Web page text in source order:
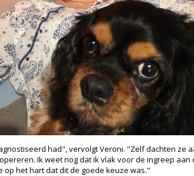
had", vervolgt Veroni. "Zelf dachten ze
Ik weet nog dat ik vlak voor de ingreep aan
het hart dat dit de goede keuze was."